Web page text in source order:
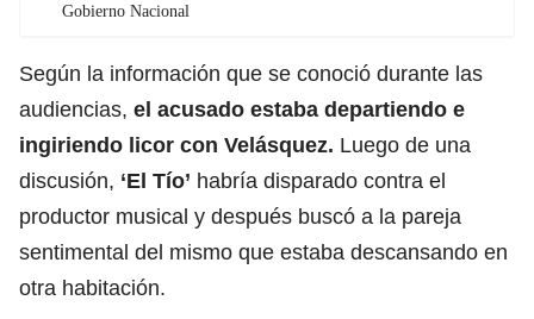
Gobierno Nacional
Según la información que se conoció durante las
audiencias, el acusado estaba departiendo e
ingiriendo licor con Velásquez. Luego de una
discusión, ‘El Tío’ habría disparado contra el
productor musical y después buscó a la pareja
sentimental del mismo que estaba descansando en
otra habitación.